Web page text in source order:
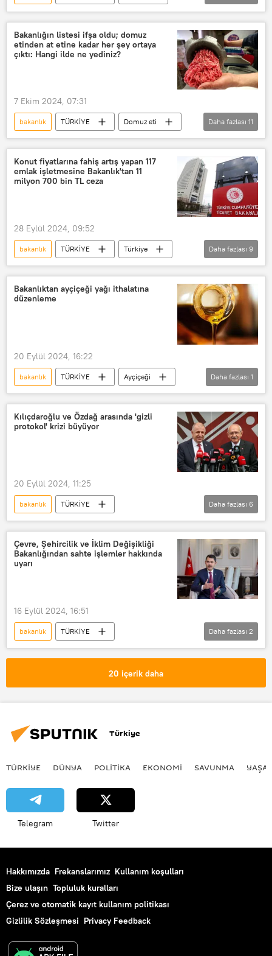
Yasak
Kısıtlama
Muğla
Antalya
İzmir
Turizm
Bakanlığın listesi ifşa oldu; domuz
etinden at etine kadar her şey ortaya
çıktı: Hangi ilde ne yediniz?
7 Ekim 2024, 07:31
bakanlık TÜRKİYE
Domuz eti
dondurulmuş domuz eti
Liste
Marka
Marka
At eti
Eşek
eşek
Mide
Daha fazlası 11
Konut fiyatlarına fahiş artış yapan 117
emlak işletmesine Bakanlık'tan 11
milyon 700 bin TL ceza
28 Eylül 2024, 09:52
bakanlık TÜRKİYE
Türkiye
Ticaret Bakanlığı
sahibinden
sahibinden.com
Konut
toplu konut
Daha fazlası 9
Bakanlıktan ayçiçeği yağı ithalatına
düzenleme
20 Eylül 2024, 16:22
bakanlık TÜRKİYE
Ayçiçeği
ithalat
Daha fazlası 1
Kılıçdaroğlu ve Özdağ arasında 'gizli
protokol' krizi büyüyor
20 Eylül 2024, 11:25
bakanlık
TÜRKİYE
Kemal Kılıçdaroğlu
Ümit Özdağ
Altılı Masa
cumhurbaşkanlığı seçimleri
Daha fazlası 6
Çevre, Şehircilik ve İklim Değişikliği
Bakanlığından sahte işlemler hakkında
uyarı
16 Eylül 2024, 16:51
bakanlık
TÜRKİYE
Çevre ve Şehircilik Bakanlığı
Uyarı
Daha fazlası 2
20 içerik daha
Türkiye
TÜRKIYE DÜNYA POLİTİKA EKONOMİ SAVUNMA
Telegram Twitter
Hakkımızda Frekanslarımız Kullanım koşulları
Bize ulaşın Topluluk kuralları
Çerez ve otomatik kayıt kullanım politikası
Gizlilik Sözleşmesi Privacy Feedback